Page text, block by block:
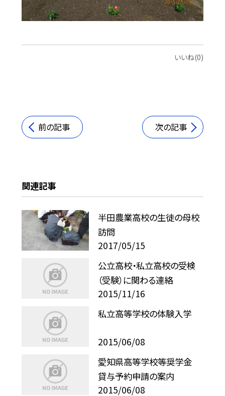
いいね(0)
前の記事 次の記事
関連記事
半田農業高校の生徒の母校
訪問
2017/05/15
公立高校・私立高校の受検
（受験）に関わる連絡
2015/11/16
私立高等学校の体験入学
2015/06/08
愛知県高等学校等奨学金
貸与予約申請の案内
2015/06/08